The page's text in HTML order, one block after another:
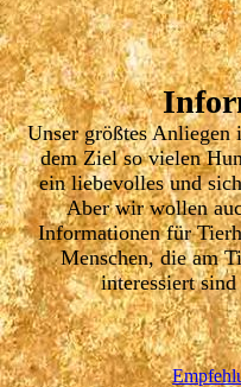
Unser größtes
dem Ziel so vielen
ein liebevolles und
Aber wir wollen
Informationen für
Menschen, die am
interessiert